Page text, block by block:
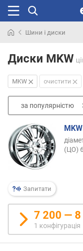
раніше
Шини і диски
Диски MKW
MKW очистити
за популярністю
з
а
п
о
у
л
я
р
н
і
Запитати
(ЦО)
7 200 — 8
1 конфігурація